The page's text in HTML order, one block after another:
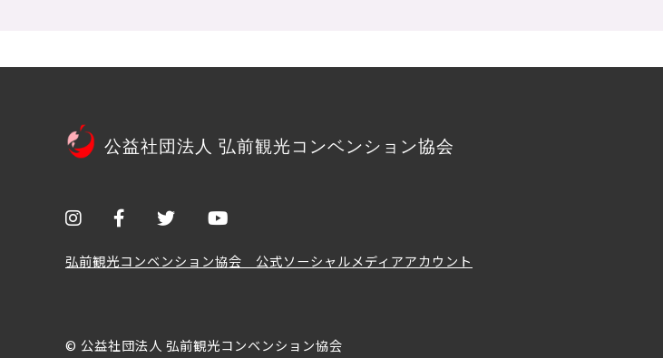
公益社団法人 弘前観光コンベンション協会
弘前観光コンベンション協会 公式ソーシャルメディアアカウント
© 公益社団法人 弘前観光コンベンション協会